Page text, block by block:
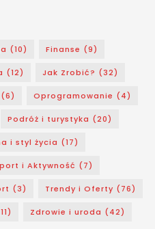
(10) Finanse (9)
(12) Jak Zrobić? (32)
(6) Oprogramowanie (4)
Podróż i turystyka (20)
i styl życia (17)
i Aktywność (7)
(3) Trendy i Oferty (76)
Zdrowie i uroda (42)